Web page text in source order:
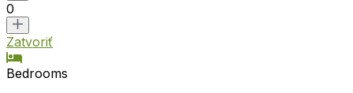
0
Zatvoriť
Bedrooms